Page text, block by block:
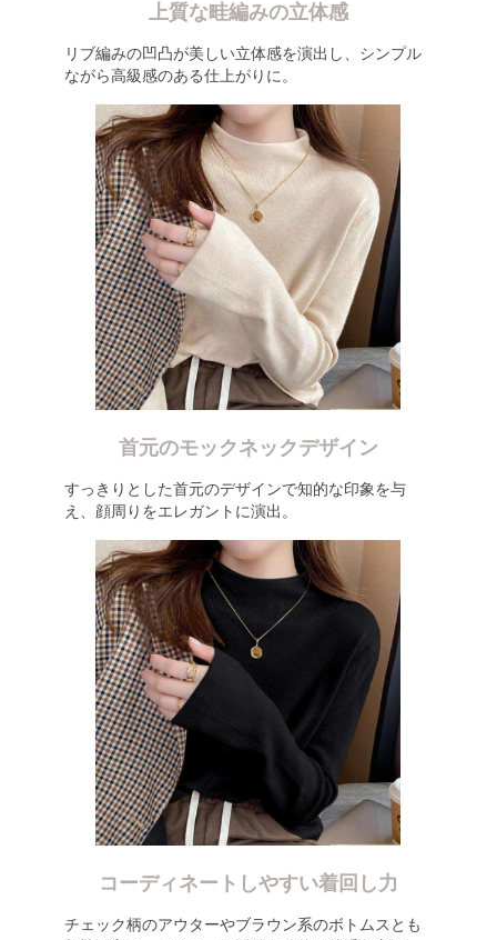
上質な畦編みの立体感
リブ編みの凹凸が美しい立体感を演出し、シンプル
ながら高級感のある仕上がりに。
首元のモックネックデザイン
すっきりとした首元のデザインで知的な印象を与
え、顔周りをエレガントに演出。
コーディネートしやすい着回し力
チェック柄のアウターやブラウン系のボトムスとも